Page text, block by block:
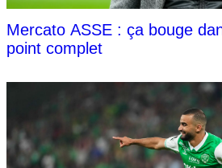
Mercato ASSE : ça bouge
point complet